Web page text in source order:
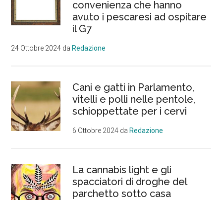
convenienza che hanno
avuto i pescaresi ad ospitare
il G7
24 Ottobre 2024 daRedazione
Cani e gatti in Parlamento,
vitelli e polli nelle pentole,
schioppettate per i cervi
6 Ottobre 2024 daRedazione
La cannabis light e gli
spacciatori di droghe del
parchetto sotto casa